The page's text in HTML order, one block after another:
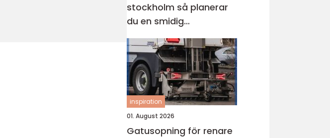
stockholm så planerar
du en smidig
långdistansflytt
inspiration
01. August 2026
Gatusopning för renare